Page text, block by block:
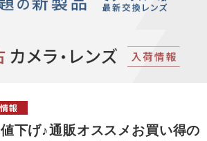
下げ♪通販オススメお買い得の